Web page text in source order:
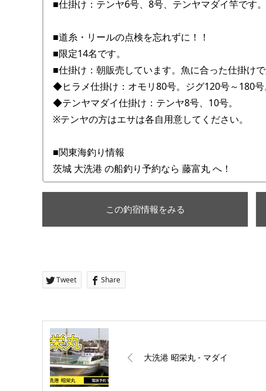
■仕掛け：テンヤ6号、8号、テンヤマダイ竿です。
■道糸・リールの点検を忘れずに！！
■限定14名です。
■仕掛け：朝販売しています。魚に合った仕掛け
◆ヒラメ仕掛け：オモリ80号。ジグ120号～180号
◆テンヤマダイ仕掛け：テンヤ8号、10号。
※テンヤの方はエサは各自用意してください。
■関東海釣り情報
茨城 大洗港 の船釣り予約なら 藤富丸 へ！
この釣宿情報をみる
Tweet Share
大洗港 昭栄丸 ‐ マダイ